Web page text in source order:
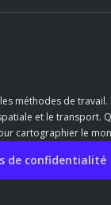
méthodes de
et le transport.
cartographier le
de confidentialité